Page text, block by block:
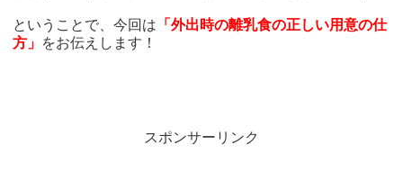
ということで、今回は 「外出時の離乳食の正しい用意の仕
方」 をお伝えします！
スポンサーリンク